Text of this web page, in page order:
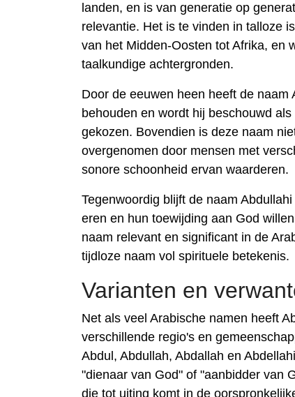
landen, en is van generatie op
relevantie. Het is te vinden in talloze
van het Midden-Oosten tot Afrika, en
taalkundige achtergronden.
Door de eeuwen heen heeft de
behouden en wordt hij beschouwd
gekozen. Bovendien is deze naam
overgenomen door mensen met
sonore schoonheid ervan waarderen.
Tegenwoordig blijft de naam
eren en hun toewijding aan God
naam relevant en significant in de
tijdloze naam vol spirituele betekenis.
Varianten en
Net als veel Arabische namen heeft
verschillende regio's en
Abdul, Abdullah, Abdallah en
"dienaar van God" of "aanbidder van
die tot uiting komt in de